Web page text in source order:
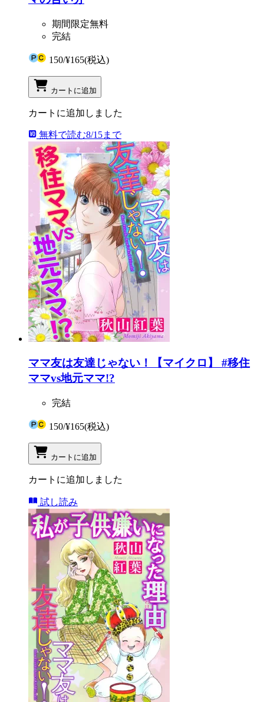
期間限定無料
完結
150/¥165(税込)
カートに追加
カートに追加しました
無料で読む8/15まで
ママ友は友達じゃない！【マイクロ】 #移住
ママvs地元ママ!?
完結
150/¥165(税込)
カートに追加
カートに追加しました
試し読み